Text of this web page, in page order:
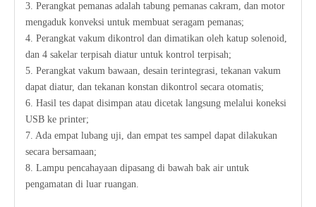
3. Perangkat pemanas adalah tabung pemanas cakram, dan motor
mengaduk konveksi untuk membuat seragam pemanas;
4. Perangkat vakum dikontrol dan dimatikan oleh katup solenoid,
dan 4 sakelar terpisah diatur untuk kontrol terpisah;
5. Perangkat vakum bawaan, desain terintegrasi, tekanan vakum
dapat diatur, dan tekanan konstan dikontrol secara otomatis;
6. Hasil tes dapat disimpan atau dicetak langsung melalui koneksi
USB ke printer;
7. Ada empat lubang uji, dan empat tes sampel dapat dilakukan
secara bersamaan;
8. Lampu pencahayaan dipasang di bawah bak air untuk
pengamatan di luar ruangan.